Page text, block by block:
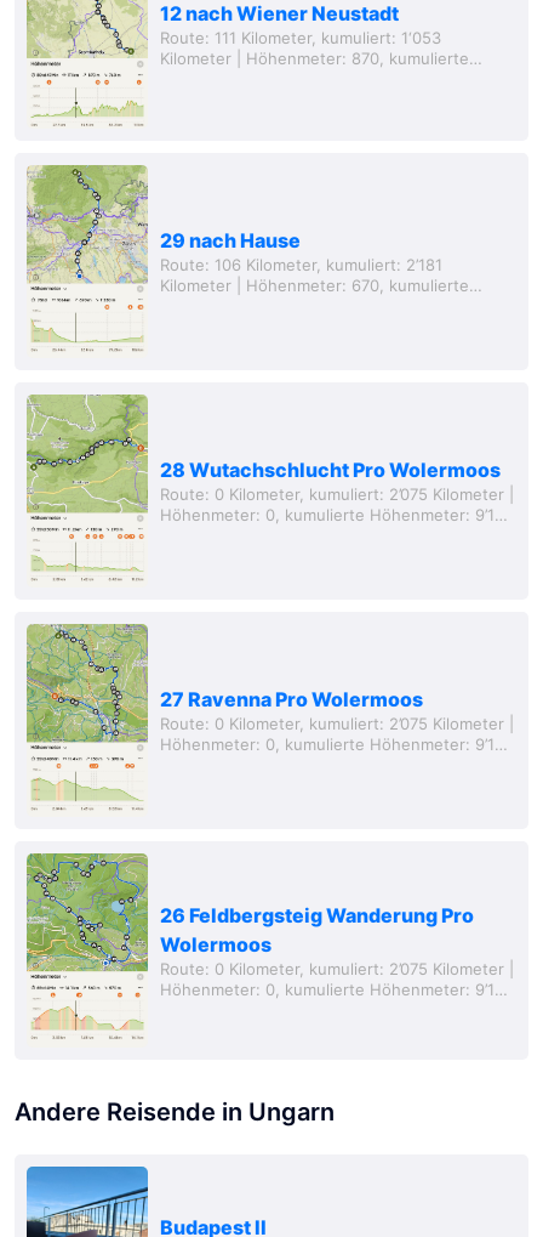
12 nach Wiener Neustadt
Route: 111 Kilometer, kumuliert: 1‘053
Kilometer | Höhenmeter: 870, kumulierte
29 nach Hause
Route: 106 Kilometer, kumuliert: 2’181
Kilometer | Höhenmeter: 670, kumulierte
28 Wutachschlucht Pro Wolermoos
Route: 0 Kilometer, kumuliert: 2’075 Kilometer |
Höhenmeter: 0, kumulierte Höhenmeter: 9’149
27 Ravenna Pro Wolermoos
Route: 0 Kilometer, kumuliert: 2’075 Kilometer |
Höhenmeter: 0, kumulierte Höhenmeter: 9’149
26 Feldbergsteig Wanderung Pro
Wolermoos
Route: 0 Kilometer, kumuliert: 2’075 Kilometer |
Höhenmeter: 0, kumulierte Höhenmeter: 9’149
Andere Reisende in Ungarn
Budapest II